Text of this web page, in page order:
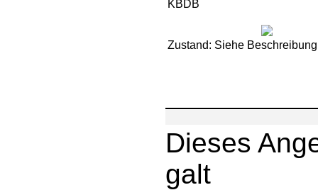
KBDB
Zustand: Siehe Beschreibung
Dieses
galt